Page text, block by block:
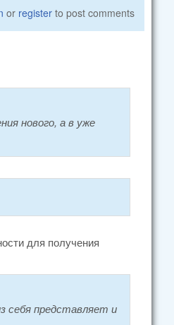
or register to post comments
нового, а в уже
для получения
себя представляет и